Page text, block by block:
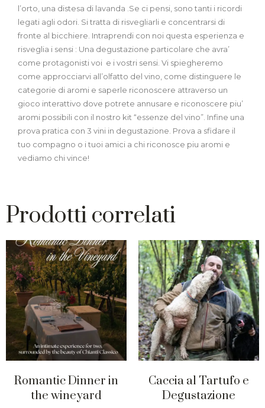
l’orto, una distesa di lavanda .Se ci pensi, sono tanti i ricordi
legati agli odori. Si tratta di risvegliarli e concentrarsi di
fronte al bicchiere. Intraprendi con noi questa esperienza e
risveglia i sensi : Una degustazione particolare che avra’
come protagonisti voi e i vostri sensi. Vi spiegheremo
come approcciarvi all’olfatto del vino, come distinguere le
categorie di aromi e saperle riconoscere attraverso un
gioco interattivo dove potrete annusare e riconoscere piu’
aromi possibili con il nostro kit “essenze del vino”. Infine una
prova pratica con 3 vini in degustazione. Prova a sfidare il
tuo compagno o i tuoi amici a chi riconosce piu aromi e
vediamo chi vince!
Prodotti correlati
Romantic Dinner in
the wineyard
Caccia al Tartufo e
Degustazione